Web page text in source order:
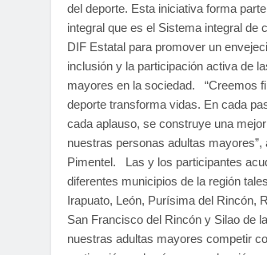
del deporte. Esta iniciativa forma
integral que es el Sistema integral de
DIF Estatal para promover un
inclusión y la participación activa de
mayores en la sociedad. “Creemos
deporte transforma vidas. En cada
cada aplauso, se construye una
nuestras personas adultas mayores”,
Pimentel. Las y los participantes
diferentes municipios de la región
Irapuato, León, Purísima del Rincón,
San Francisco del Rincón y Silao de
nuestras adultas mayores competir